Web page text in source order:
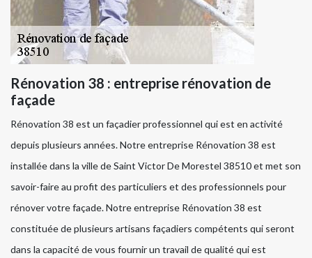
Rénovation 38 : entreprise rénovation de
façade
Rénovation 38 est un façadier professionnel qui est en activité
depuis plusieurs années. Notre entreprise Rénovation 38 est
installée dans la ville de Saint Victor De Morestel 38510 et met son
savoir-faire au profit des particuliers et des professionnels pour
rénover votre façade. Notre entreprise Rénovation 38 est
constituée de plusieurs artisans façadiers compétents qui seront
dans la capacité de vous fournir un travail de qualité qui est